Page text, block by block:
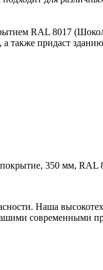
RAL 8017
а также придаст
350 мм,
Наша
современными